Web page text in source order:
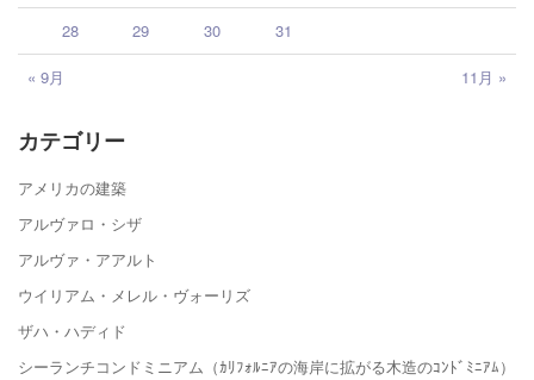
« 9月 11月 »
28 29 30 31
カテゴリー
アメリカの建築
アルヴァロ・シザ
アルヴァ・アアルト
ウイリアム・メレル・ヴォーリズ
ザハ・ハディド
シーランチコンドミニアム（ｶﾘﾌｫﾙﾆｱの海岸に拡がる木造のｺﾝﾄﾞﾐﾆｱﾑ）